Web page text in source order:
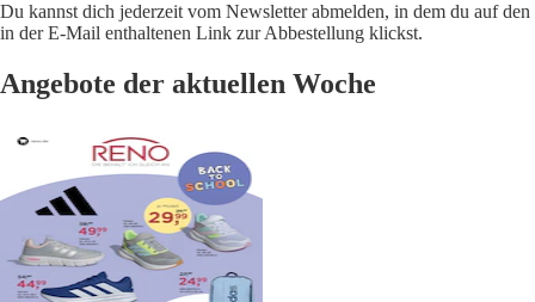
Du kannst dich jederzeit vom Newsletter abmelden, in dem du auf den
in der E-Mail enthaltenen Link zur Abbestellung klickst.
Angebote der aktuellen Woche